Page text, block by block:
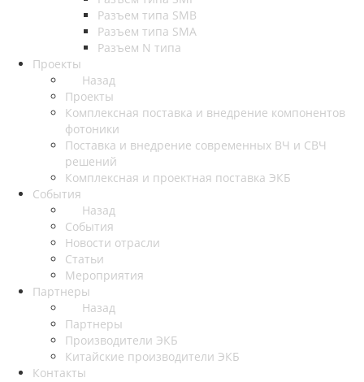
Разъем типа SMB
Разъем типа SMA
Разъем N типа
Проекты
Назад
Проекты
Комплексная поставка и внедрение компонентов
фотоники
Поставка и внедрение современных ВЧ и СВЧ
решений
Комплексная и проектная поставка ЭКБ
События
Назад
События
Новости отрасли
Статьи
Мероприятия
Партнеры
Назад
Партнеры
Производители ЭКБ
Китайские производители ЭКБ
Контакты